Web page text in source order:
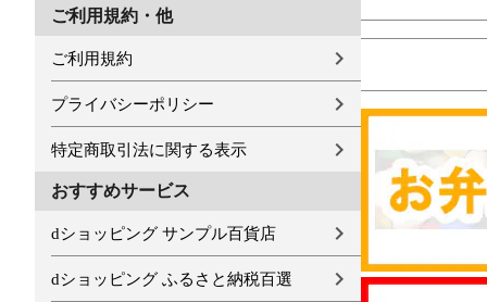
ご利用規約・他
ご利用規約
プライバシーポリシー
特定商取引法に関する表示
おすすめサービス
dショッピング サンプル百貨店
dショッピング ふるさと納税百選